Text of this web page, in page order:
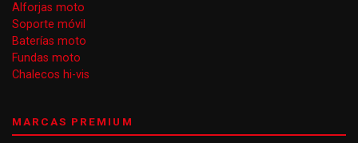
Alforjas moto
Soporte móvil
Baterías moto
Fundas moto
Chalecos hi-vis
MARCAS PREMIUM